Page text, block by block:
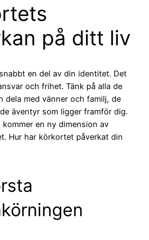
på ditt liv
en del av din identitet. Det
och frihet. Tänk på alla de
dela med vänner och familj, de
äventyr som ligger framför dig.
en ny dimension av
Hur har körkortet påverkat din